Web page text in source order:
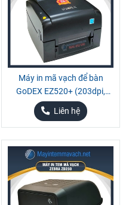
Máy in mã vạch để bàn
GoDEX EZ520+ (203dpi,
128MB)
Liên hệ